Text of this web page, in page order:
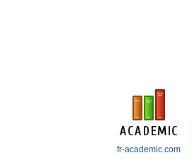
fr-academic.com